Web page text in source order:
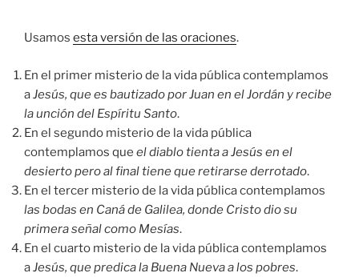
Usamos esta versión de las oraciones.
En el primer misterio de la vida pública contemplamos
aJesús, que es bautizado por Juan en el Jordán y recibe
la unción del Espíritu Santo.
En el segundo misterio de la vida pública
contemplamos que el diablo tienta a Jesús en el
desierto pero al final tiene que retirarse derrotado.
En el tercer misterio de la vida pública contemplamos
las bodas en Caná de Galilea, donde Cristo dio su
primera señal como Mesías.
En el cuarto misterio de la vida pública contemplamos
aJesús, que predica la Buena Nueva a los pobres.